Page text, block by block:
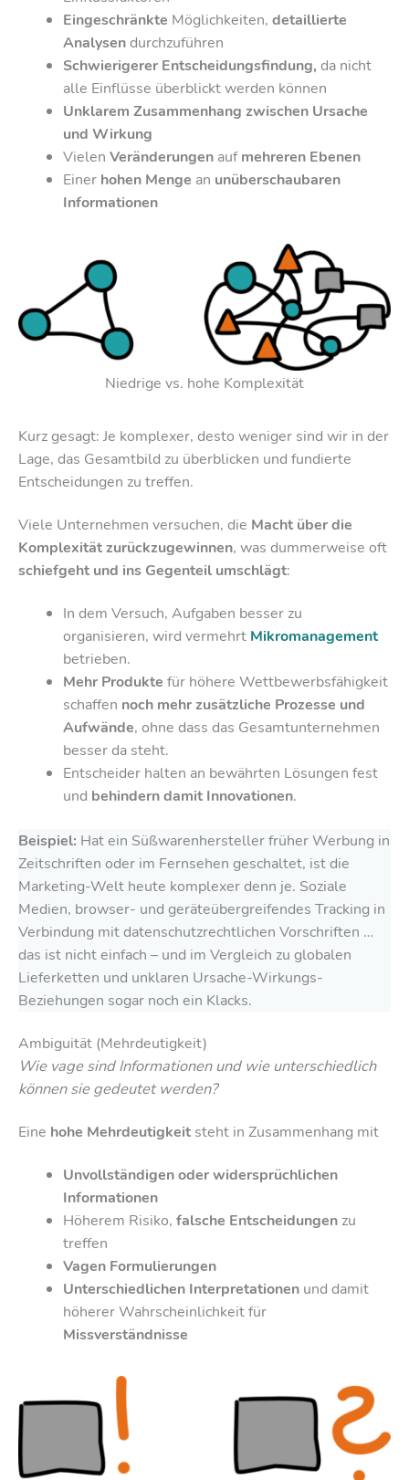
Eingeschränkte Möglichkeiten,detaillierte
Analysendurchzuführen
Schwierigerer Entscheidungsfindung, da nicht
alle Einflüsse überblickt werden können
Unklarem Zusammenhang zwischen Ursache
und Wirkung
VielenVeränderungen aufmehreren Ebenen
Einer hohen Menge an unüberschaubaren
Informationen
Niedrige vs. hohe Komplexität
Kurz gesagt: Je komplexer, desto weniger sind wir in der
Lage, das Gesamtbild zu überblicken und fundierte
Entscheidungen zu treffen.
Viele Unternehmen versuchen, die Macht über die
Komplexität zurückzugewinnen, was dummerweise oft
schiefgeht und ins Gegenteil umschlägt:
In dem Versuch, Aufgaben besser zu
organisieren, wird vermehrt Mikromanagement
betrieben.
Mehr Produkte für höhere Wettbewerbsfähigkeit
schaffen noch mehr zusätzliche Prozesse und
Aufwände, ohne dass das Gesamtunternehmen
besser da steht.
Entscheider halten an bewährten Lösungen fest
und behindern damit Innovationen.
Beispiel: Hat ein Süßwarenhersteller früher Werbung in
Zeitschriften oder im Fernsehen geschaltet, ist die
Marketing-Welt heute komplexer denn je. Soziale
Medien, browser- und geräteübergreifendes Tracking in
Verbindung mit datenschutzrechtlichen Vorschriften …
das ist nicht einfach – und im Vergleich zu globalen
Lieferketten und unklaren Ursache-Wirkungs-
Beziehungen sogar noch ein Klacks.
Ambiguität (Mehrdeutigkeit)
Wie vage sind Informationen und wie unterschiedlich
können sie gedeutet werden?
Eine hohe Mehrdeutigkeit steht in Zusammenhang mit
Unvollständigen oder widersprüchlichen
Informationen
Höherem Risiko, falsche Entscheidungen zu
treffen
Vagen Formulierungen
Unterschiedlichen Interpretationen und damit
höherer Wahrscheinlichkeit für
Missverständnisse